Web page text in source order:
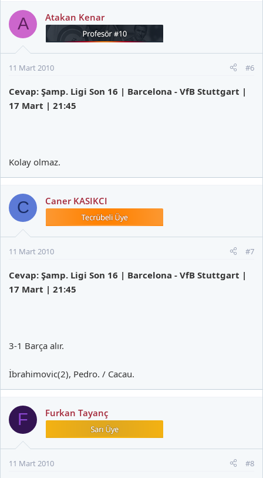
A Atakan Kenar
11 Mart 2010 #6
Cevap: Şamp. Ligi Son 16 | Barcelona - VfB Stuttgart |
17 Mart | 21:45
Kolay olmaz.
C Caner KASIKCI
11 Mart 2010 #7
Cevap: Şamp. Ligi Son 16 | Barcelona - VfB Stuttgart |
17 Mart | 21:45
3-1 Barça alır.
İbrahimovic(2), Pedro. / Cacau.
F Furkan Tayanç
11 Mart 2010 #8